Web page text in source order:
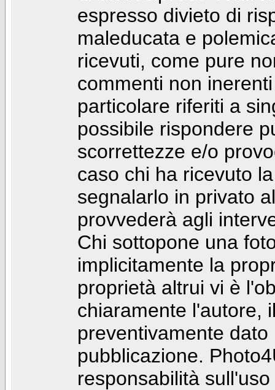
espresso divieto di
maleducata e
ricevuti, come pure
commenti non
particolare riferiti a
possibile rispondere
scorrettezze e/o
caso chi ha ricevuto
segnalarlo in privato
provvederà agli
Chi sottopone una
implicitamente la
proprietà altrui vi è
chiaramente l'autore,
preventivamente
pubblicazione.
responsabilità